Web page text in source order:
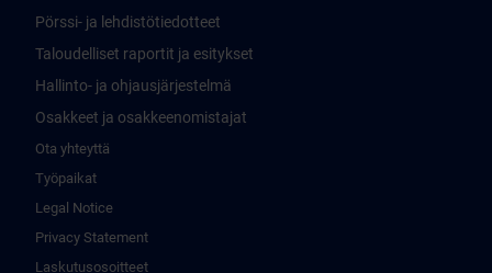
Pörssi- ja lehdistötiedotteet
Taloudelliset raportit ja esitykset
Hallinto- ja ohjausjärjestelmä
Osakkeet ja osakkeenomistajat
Ota yhteyttä
Työpaikat
Legal Notice
Privacy Statement
Laskutusosoitteet